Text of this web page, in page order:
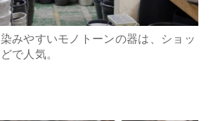
みやすいモノトーンの器は、ショッ
で人気。